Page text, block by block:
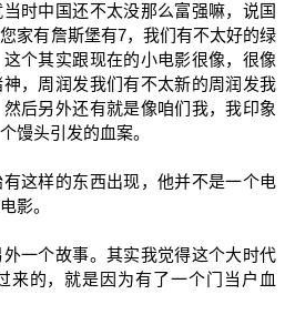
时中国还不太没那么富强嘛，说国
家有詹斯堡有7，我们有不太好的绿
个其实跟现在的小电影很像，很像
，周润发我们有不太新的周润发我
后另外还有就是像咱们我，我印象
馒头引发的血案。
这样的东西出现，他并不是一个电
影。
一个故事。其实我觉得这个大时代
来的，就是因为有了一个门当户血